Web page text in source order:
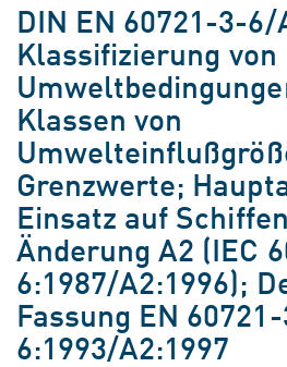
DIN EN 60721-3-6/
Klassifizierung von
Klassen von
Grenzwerte;
Einsatz auf
Änderung A2 (IEC
6:1987/A2:1996);
Fassung EN
6:1993/A2:1997